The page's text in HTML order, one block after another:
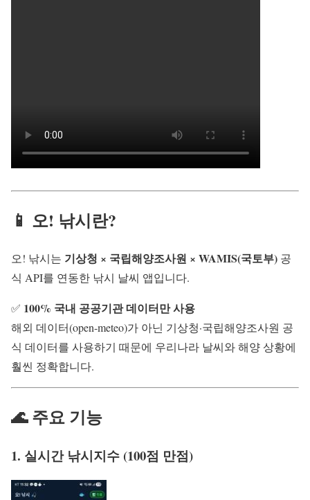
📱 오! 낚시란?
오! 낚시는 기상청 × 국립해양조사원 × WAMIS(국토부) 공
식 API를 연동한 낚시 날씨 앱입니다.
✅ 100% 국내 공공기관 데이터만 사용
해외 데이터(open-meteo)가 아닌 기상청·국립해양조사원 공
식 데이터를 사용하기 때문에 우리나라 날씨와 해양 상황에
훨씬 정확합니다.
🌊 주요 기능
1. 실시간 낚시지수 (100점 만점)